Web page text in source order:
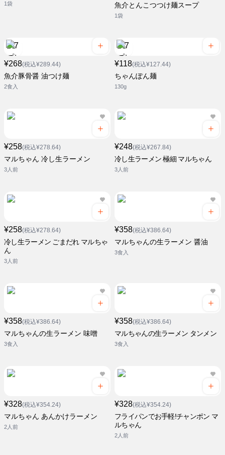
1袋 魚介とんこつつけ麺スープ
1袋
¥268(税込¥289.44)
魚介豚骨醤 油つけ麺
2食入
¥118(税込¥127.44)
ちゃんぽん麺
130g
¥258(税込¥278.64)
マルちゃん 冷し生ラーメン
3人前
¥248(税込¥267.84)
冷し生ラーメン 極細 マルちゃん
3人前
¥258(税込¥278.64)
冷し生ラーメン ごまだれ マルちゃ
ん
3人前
¥358(税込¥386.64)
マルちゃんの生ラーメン 醤油
3食入
¥358(税込¥386.64)
マルちゃんの生ラーメン 味噌
3食入
¥358(税込¥386.64)
マルちゃんの生ラーメン タンメン
3食入
¥328(税込¥354.24)
マルちゃん あんかけラーメン
2人前
¥328(税込¥354.24)
フライパンでお手軽!チャンポン マ
ルちゃん
2人前